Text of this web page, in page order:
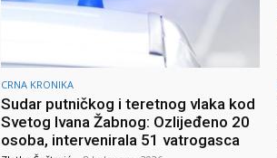
CRNA KRONIKA
Sudar putničkog i teretnog vlaka kod
Svetog Ivana Žabnog: Ozlijeđeno 20
osoba, intervenirala 51 vatrogasca